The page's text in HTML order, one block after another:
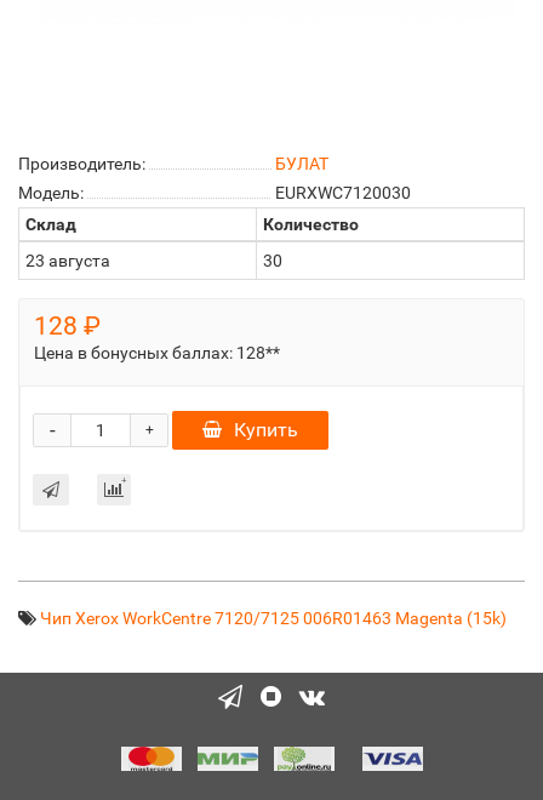
Производитель:
БУЛАТ
Модель:
EURXWC7120030
Склад
Количество
23 августа
30
128 ₽
Цена в бонусных баллах: 128**
+
- Купить
Чип Xerox WorkCentre 7120/7125 006R01463 Magenta (15k)